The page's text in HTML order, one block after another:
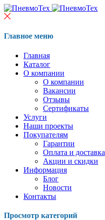
Главное меню
Главная
Каталог
О компании
О компании
Вакансии
Отзывы
Сертификаты
Услуги
Наши проекты
Покупателям
Гарантии
Оплата и доставка
Акции и скидки
Информация
Блог
Новости
Контакты
Просмотр категорий